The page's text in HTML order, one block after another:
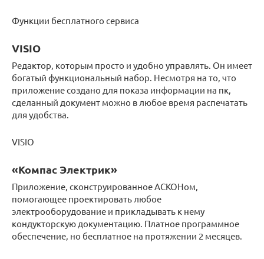
Функции бесплатного сервиса
VISIO
Редактор, которым просто и удобно управлять. Он имеет
богатый функциональный набор. Несмотря на то, что
приложение создано для показа информации на пк,
сделанный документ можно в любое время распечатать
для удобства.
VISIO
«Компас Электрик»
Приложение, сконструированное АСКОНом,
помогающее проектировать любое
электрооборудование и прикладывать к нему
кондукторскую документацию. Платное программное
обеспечение, но бесплатное на протяжении 2 месяцев.